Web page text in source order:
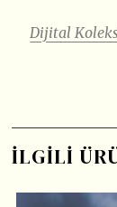
Dijital
İLGILI